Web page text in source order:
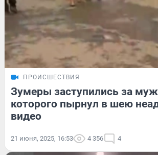
ПРОИСШЕСТВИЯ
Зумеры заступились за
которого пырнул в шею
видео
21 июня, 2025, 16:53 4 356 4